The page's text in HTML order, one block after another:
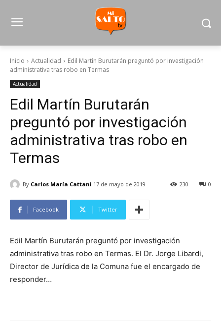
Inicio Actualidad
Edil Martín Burutarán preguntó por investigación
administrativa tras robo en Termas
Actualidad
Edil Martín Burutarán
preguntó por investigación
administrativa tras robo en
Termas
By Carlos María Cattani 17 de mayo de 2019 0
230
Facebook Twitter
Edil Martín Burutarán preguntó por investigación
administrativa tras robo en Termas. El Dr. Jorge Libardi,
Director de Jurídica de la Comuna fue el encargado de
responder…